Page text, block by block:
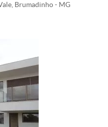
Brumadinho - MG